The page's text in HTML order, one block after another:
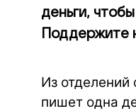
деньги,
Поддержите
Из отделений
пишет одна